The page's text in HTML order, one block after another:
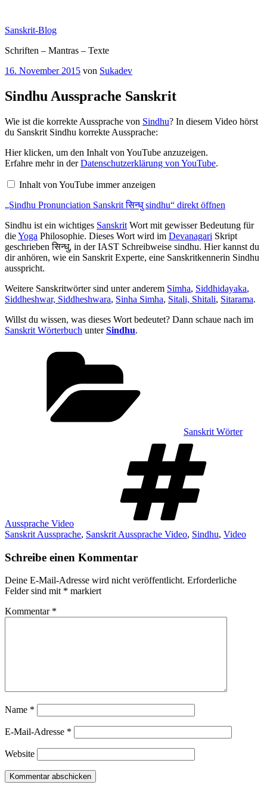
springen
Sanskrit-Blog
Schriften – Mantras – Texte
Veröffentlicht
16. November 2015 von Sukadev
Sindhu Aussprache Sanskrit
Wie ist die korrekte Aussprache von Sindhu? In diesem Video hörst
du Sanskrit Sindhu korrekte Aussprache:
„Sindhu
Pronunciation
Sanskrit
sindhu“
YouTube
Hier klicken, um den Inhalt von YouTube anzuzeigen.
Erfahre mehr in derDatenschutzerklärung von YouTube.
Inhalt von YouTube immer anzeigen
„Sindhu Pronunciation Sanskrit सिन्धु sindhu“ direkt öffnen
Sindhu ist ein wichtiges Sanskrit Wort mit gewisser Bedeutung für
dieYoga Philosophie. Dieses Wort wird im Devanagari Skript
geschrieben सिन्धु, in der IAST Schreibweise sindhu. Hier kannst du
dir anhören, wie ein Sanskrit Experte, eine Sanskritkennerin Sindhu
ausspricht.
Weitere Sanskritwörter sind unter anderem Simha, Siddhidayaka,
Siddheshwar, Siddheshwara, Sinha Simha, Sitali, Shitali, Sitarama.
Willst du wissen, was dieses Wort bedeutet? Dann schaue nach im
Sanskrit Wörterbuch unterSindhu.
Sanskrit Wörter
Aussprache Video
Sanskrit Aussprache, Sanskrit Aussprache Video, Sindhu, Video
Schreibe einen Kommentar
Deine E-Mail-Adresse wird nicht veröffentlicht. Erforderliche
Felder sind mit * markiert
Kommentar *
Name *
E-Mail-Adresse *
Website